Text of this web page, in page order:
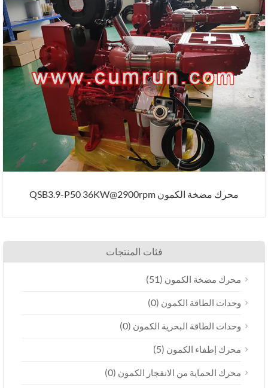
محرك مضخة الكمون QSB3.9-P50 36KW@2900rpm
فئات المنتجات
محرك مضخة الكمون(51)
وحدات الطاقة الكمون(0)
وحدات الطاقة البحرية الكمون(0)
محرك إطفاء الكمون(5)
محرك الحماية من الانفجار الكمون(0)